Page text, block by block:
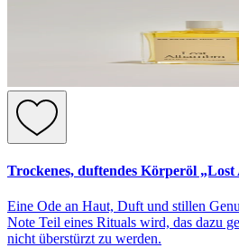
Trockenes, duftendes Körperöl
Eine Ode an Haut, Duft und stillen
Note Teil eines Rituals wird, das dazu
nicht überstürzt zu werden.